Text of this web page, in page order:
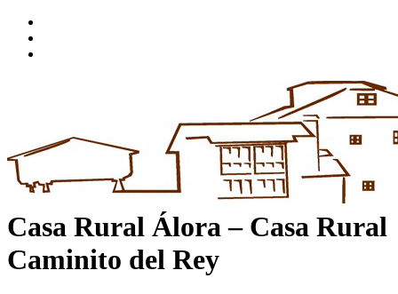
Casa Rural Álora – Casa Rural
Caminito del Rey